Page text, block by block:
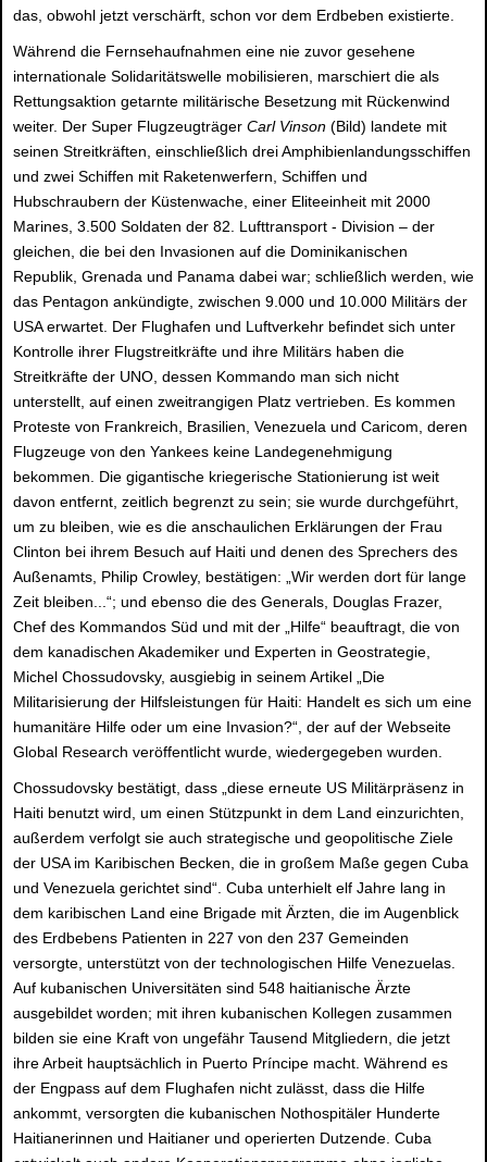
das, obwohl jetzt verschärft, schon vor dem Erdbeben existierte.
Während die Fernsehaufnahmen eine nie zuvor gesehene
internationale Solidaritätswelle mobilisieren, marschiert die als
Rettungsaktion getarnte militärische Besetzung mit Rückenwind
weiter. Der Super Flugzeugträger Carl Vinson (Bild) landete mit
seinen Streitkräften, einschließlich drei Amphibienlandungsschiffen
und zwei Schiffen mit Raketenwerfern, Schiffen und
Hubschraubern der Küstenwache, einer Eliteeinheit mit 2000
Marines, 3.500 Soldaten der 82. Lufttransport - Division – der
gleichen, die bei den Invasionen auf die Dominikanischen
Republik, Grenada und Panama dabei war; schließlich werden, wie
das Pentagon ankündigte, zwischen 9.000 und 10.000 Militärs der
USA erwartet. Der Flughafen und Luftverkehr befindet sich unter
Kontrolle ihrer Flugstreitkräfte und ihre Militärs haben die
Streitkräfte der UNO, dessen Kommando man sich nicht
unterstellt, auf einen zweitrangigen Platz vertrieben. Es kommen
Proteste von Frankreich, Brasilien, Venezuela und Caricom, deren
Flugzeuge von den Yankees keine Landegenehmigung
bekommen. Die gigantische kriegerische Stationierung ist weit
davon entfernt, zeitlich begrenzt zu sein; sie wurde durchgeführt,
um zu bleiben, wie es die anschaulichen Erklärungen der Frau
Clinton bei ihrem Besuch auf Haiti und denen des Sprechers des
Außenamts, Philip Crowley, bestätigen: „Wir werden dort für lange
Zeit bleiben...“; und ebenso die des Generals, Douglas Frazer,
Chef des Kommandos Süd und mit der „Hilfe“ beauftragt, die von
dem kanadischen Akademiker und Experten in Geostrategie,
Michel Chossudovsky, ausgiebig in seinem Artikel „Die
Militarisierung der Hilfsleistungen für Haiti: Handelt es sich um eine
humanitäre Hilfe oder um eine Invasion?“, der auf der Webseite
Global Research veröffentlicht wurde, wiedergegeben wurden.
Chossudovsky bestätigt, dass „diese erneute US Militärpräsenz in
Haiti benutzt wird, um einen Stützpunkt in dem Land einzurichten,
außerdem verfolgt sie auch strategische und geopolitische Ziele
der USA im Karibischen Becken, die in großem Maße gegen Cuba
und Venezuela gerichtet sind“. Cuba unterhielt elf Jahre lang in
dem karibischen Land eine Brigade mit Ärzten, die im Augenblick
des Erdbebens Patienten in 227 von den 237 Gemeinden
versorgte, unterstützt von der technologischen Hilfe Venezuelas.
Auf kubanischen Universitäten sind 548 haitianische Ärzte
ausgebildet worden; mit ihren kubanischen Kollegen zusammen
bilden sie eine Kraft von ungefähr Tausend Mitgliedern, die jetzt
ihre Arbeit hauptsächlich in Puerto Príncipe macht. Während es
der Engpass auf dem Flughafen nicht zulässt, dass die Hilfe
ankommt, versorgten die kubanischen Nothospitäler Hunderte
Haitianerinnen und Haitianer und operierten Dutzende. Cuba